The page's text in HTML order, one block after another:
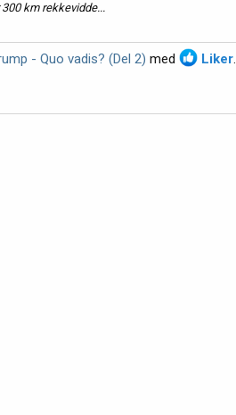
km rekkevidde...
- Quo vadis? (Del 2) med Liker.